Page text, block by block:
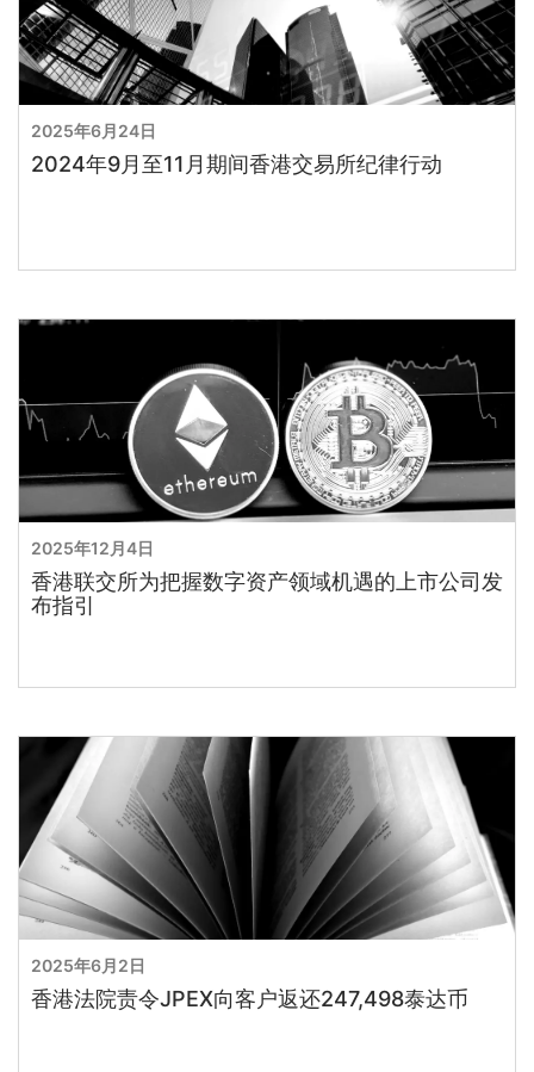
2024年9月至11月期间香港交易所纪律行动
2025年6月24日
香港联交所为把握数字资产领域机遇的上市公司发
布指引
2025年12月4日
香港法院责令JPEX向客户返还247,498泰达币
2025年6月2日